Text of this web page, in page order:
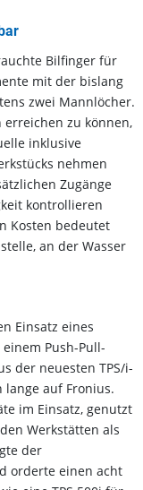
Bilfinger für
mit der bislang
zwei Mannlöcher.
zu können,
inklusive
nehmen
Zugänge
kontrollieren
Kosten bedeutet
an der Wasser
Einsatz eines
Push-Pull-
der neuesten TPS/i-
auf Fronius.
im Einsatz, genutzt
Werkstätten als
der
orderte einen acht